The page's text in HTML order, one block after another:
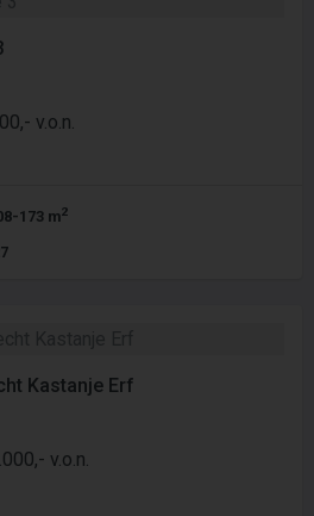
v.o.n.
173 m2
Kastanje Erf
v.o.n.